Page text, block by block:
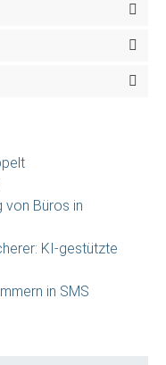
von Büros in
KI-gestützte
in SMS